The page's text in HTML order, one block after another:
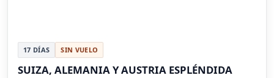
17 DÍAS SIN VUELO
SUIZA, ALEMANIA Y AUSTRIA ESPLÉNDIDA